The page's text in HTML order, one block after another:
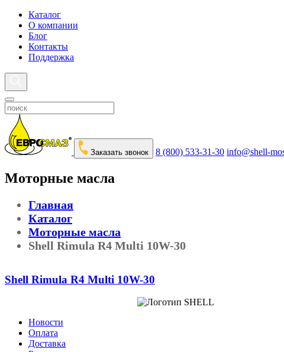
Каталог
О компании
Блог
Контакты
Поддержка
Заказать звонок 8 (800) 533-31-30 info@shell-
Моторные масла
Главная
Каталог
Моторные масла
Shell Rimula R4 Multi 10W-30
Shell Rimula R4 Multi 10W-30
Новости
Оплата
Доставка